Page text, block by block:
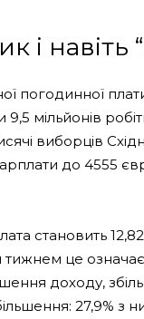
і навіть
погодинної
мільйонів
виборців
до 4555
становить
це
доходу,
27,9% з